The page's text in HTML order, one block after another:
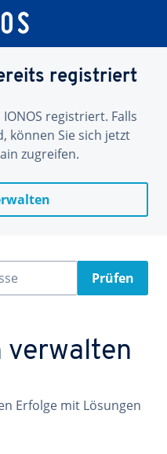
registriert
registriert. Falls
können Sie sich jetzt
zugreifen.
Prüfen
verwalten
Erfolge mit Lösungen